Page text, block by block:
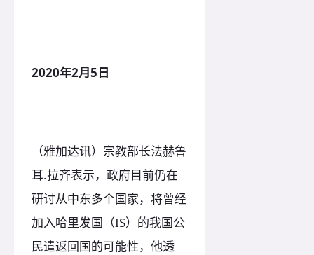
2020年2月5日
（雅加达讯）宗教部长法赫鲁
耳.拉齐表示，政府目前仍在
研讨从中东多个国家，将曾经
加入哈里发国（IS）的我国公
民遣返回国的可能性，他透